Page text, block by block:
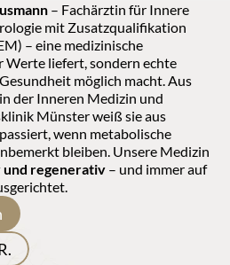
– Fachärztin für Innere
mit Zusatzqualifikation
– eine medizinische
Werte liefert, sondern echte
möglich macht. Aus
der Inneren Medizin und
Münster weiß sie aus
wenn metabolische
bleiben. Unsere Medizin
regenerativ – und immer auf